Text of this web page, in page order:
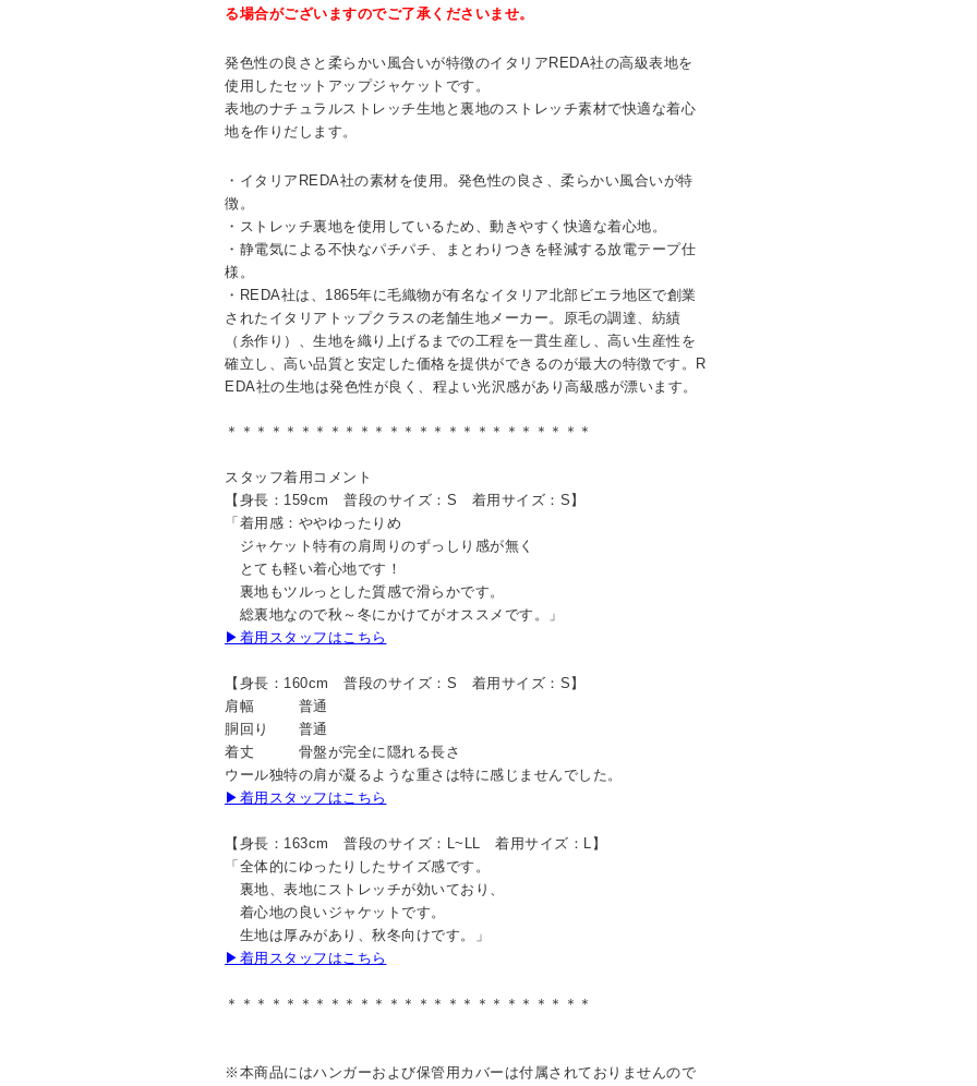
る場合がございますのでご了承くださいませ。
発色性の良さと柔らかい風合いが特徴のイタリアREDA社の高級表地を
使用したセットアップジャケットです。
表地のナチュラルストレッチ生地と裏地のストレッチ素材で快適な着心
地を作りだします。
・イタリアREDA社の素材を使用。発色性の良さ、柔らかい風合いが特
徴。
・ストレッチ裏地を使用しているため、動きやすく快適な着心地。
・静電気による不快なパチパチ、まとわりつきを軽減する放電テープ仕
様。
・REDA社は、1865年に毛織物が有名なイタリア北部ビエラ地区で創業
されたイタリアトップクラスの老舗生地メーカー。原毛の調達、紡績
（糸作り）、生地を織り上げるまでの工程を一貫生産し、高い生産性を
確立し、高い品質と安定した価格を提供ができるのが最大の特徴です。R
EDA社の生地は発色性が良く、程よい光沢感があり高級感が漂います。
＊＊＊＊＊＊＊＊＊＊＊＊＊＊＊＊＊＊＊＊＊＊＊＊＊
スタッフ着用コメント
【身長：159cm 普段のサイズ：S 着用サイズ：S】
「着用感：ややゆったりめ
ジャケット特有の肩周りのずっしり感が無く
とても軽い着心地です！
裏地もツルっとした質感で滑らかです。
総裏地なので秋～冬にかけてがオススメです。」
▶着用スタッフはこちら
【身長：160cm 普段のサイズ：S 着用サイズ：S】
肩幅 普通
胴回り 普通
着丈 骨盤が完全に隠れる長さ
ウール独特の肩が凝るような重さは特に感じませんでした。
▶着用スタッフはこちら
【身長：163cm 普段のサイズ：L~LL 着用サイズ：L】
「全体的にゆったりしたサイズ感です。
裏地、表地にストレッチが効いており、
着心地の良いジャケットです。
生地は厚みがあり、秋冬向けです。」
▶着用スタッフはこちら
＊＊＊＊＊＊＊＊＊＊＊＊＊＊＊＊＊＊＊＊＊＊＊＊＊
※本商品にはハンガーおよび保管用カバーは付属されておりませんので